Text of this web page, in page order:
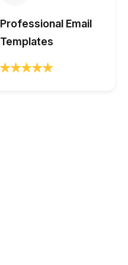
Professional Email
Templates